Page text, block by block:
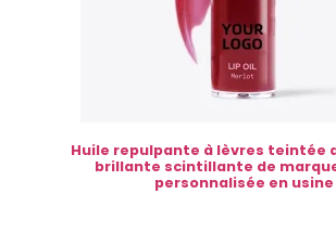
Huile repulpante à lèvres teintée
brillante scintillante de
personnalisée en usine